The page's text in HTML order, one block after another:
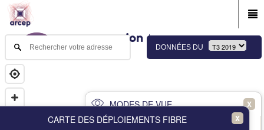
DONNÉES DU
MODES DE VUE X
X
CARTE DES DÉPLOIEMENTS FIBRE